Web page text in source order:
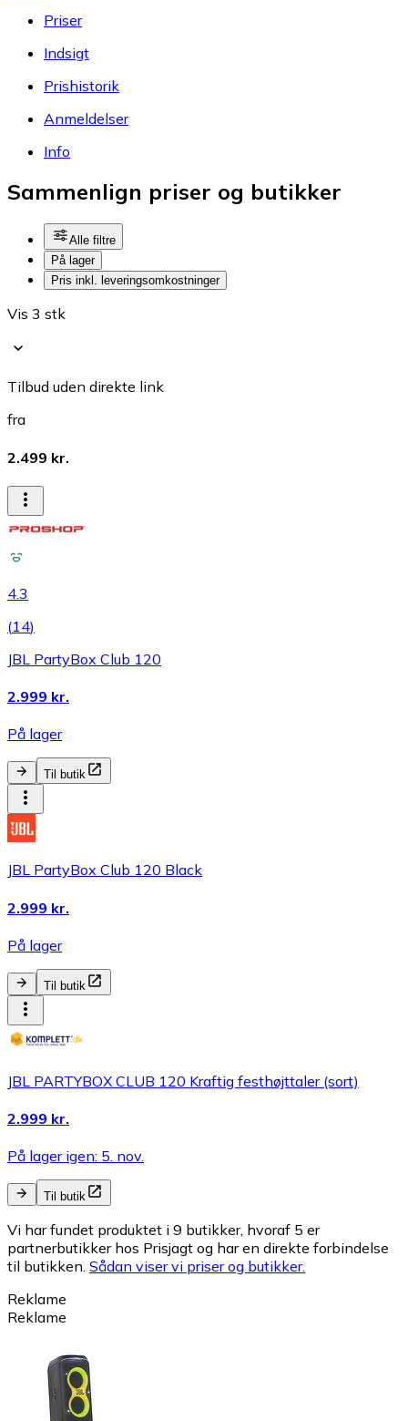
Priser
Indsigt
Prishistorik
Anmeldelser
Info
Sammenlign priser og butikker
Alle filtre
På lager
Pris inkl. leveringsomkostninger
Vis 3 stk
Tilbud uden direkte link
fra
2.499 kr.
4.3
(14)
JBL PartyBox Club 120
2.999 kr.
På lager
Til butik
JBL PartyBox Club 120 Black
2.999 kr.
På lager
Til butik
JBL PARTYBOX CLUB 120 Kraftig festhøjttaler (sort)
2.999 kr.
På lager igen: 5. nov.
Til butik
Vi har fundet produktet i 9 butikker, hvoraf 5 er
partnerbutikker hos Prisjagt og har en direkte forbindelse
til butikken. Sådan viser vi priser og butikker.
Reklame
Reklame